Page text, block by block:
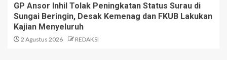
GP Ansor Inhil Tolak Peningkatan Status Surau di
Sungai Beringin, Desak Kemenag dan FKUB Lakukan
Kajian Menyeluruh
2 Agustus 2026 REDAKSI